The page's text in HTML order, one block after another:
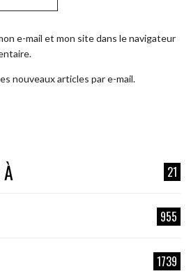
e-mail et mon site dans le navigateur
nouveaux articles par e-mail.
21
955
1739